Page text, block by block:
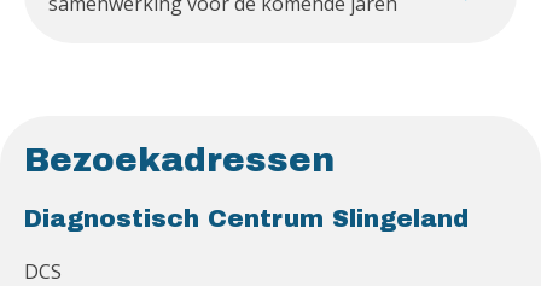
Bezoekadressen
Diagnostisch Centrum Slingeland
DCS